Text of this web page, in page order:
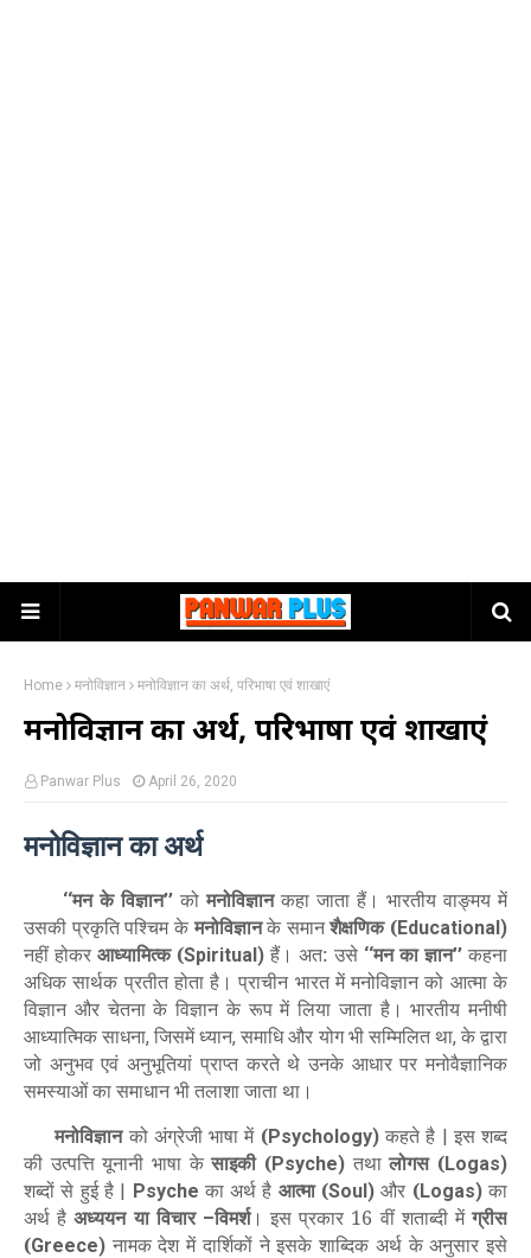
Home मनोविज्ञान मनोविज्ञान का अर्थ, परिभाषा एवं शाखाएं
मनोविज्ञान का अर्थ, परिभाषा एवं शाखाएं
Panwar Plus April 26, 2020
मनोविज्ञान का अर्थ
‘‘मन के विज्ञान’’ कोमनोविज्ञानकहा जाता हैं। भारतीय वाङ्मय में
उसकी प्रकृति पश्चिम केमनोविज्ञानके समानशैक्षणिक (Educational)
नहीं होकर आध्यामित्क (Spiritual) हैं। अत: उसे ‘‘मन का ज्ञान’’ कहना
अधिक सार्थक प्रतीत होता है। प्राचीन भारत में मनोविज्ञान को आत्मा के
विज्ञान और चेतना के विज्ञान के रूप में लिया जाता है। भारतीय मनीषी
आध्यात्मिक साधना,जिसमें ध्यान,समाधि और योग भी सम्मिलित था, के द्वारा
जो अनुभव एवं अनुभूतियां प्राप्त करते थे उनके आधार पर मनोवैज्ञानिक
समस्याओं का समाधान भी तलाशा जाता था।
मनोविज्ञानको अंग्रेजी भाषा में (Psychology) कहते है | इस शब्द
की उत्पत्ति यूनानी भाषा केसाइकी (Psyche) तथालोगस (Logas)
शब्दों से हुई है | Psyche का अर्थ है आत्मा (Soul) और (Logas) का
अर्थ हैअध्ययन या विचार –विमर्श। इस प्रकार 16 वीं शताब्दी मेंग्रीस
(Greece) नामक देश में दार्शिकों ने इसके शाब्दिक अर्थ के अनुसार इसे